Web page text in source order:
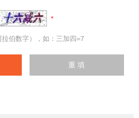
伯数字），如：三加四=7